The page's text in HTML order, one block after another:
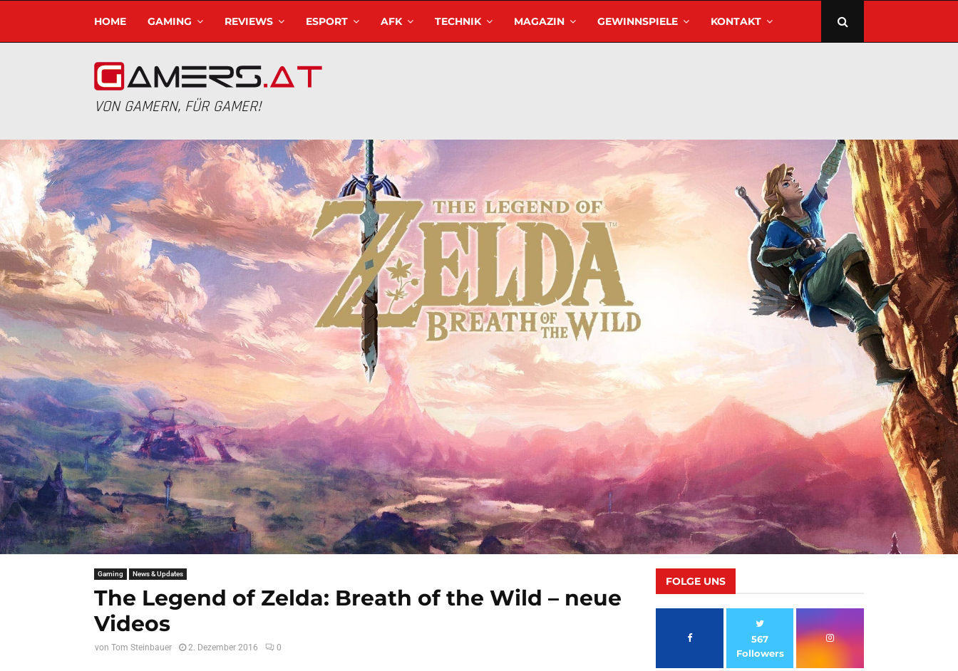
HOME GAMING REVIEWS ESPORT AFK TECHNIK MAGAZIN GEWINNSPIELE KONTAKT
VON GAMERN, FÜR GAMER!
Gaming News & Updates
The Legend of Zelda: Breath of the Wild – neue
Videos
von Tom Steinbauer 2. Dezember 2016 0
FOLGE UNS
567
Followers